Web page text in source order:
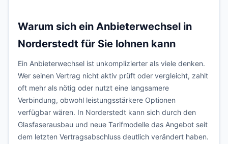
Warum sich ein Anbieterwechsel in
Norderstedt für Sie lohnen kann
Ein Anbieterwechsel ist unkomplizierter als viele denken.
Wer seinen Vertrag nicht aktiv prüft oder vergleicht, zahlt
oft mehr als nötig oder nutzt eine langsamere
Verbindung, obwohl leistungsstärkere Optionen
verfügbar wären. In Norderstedt kann sich durch den
Glasfaserausbau und neue Tarifmodelle das Angebot seit
dem letzten Vertragsabschluss deutlich verändert haben.